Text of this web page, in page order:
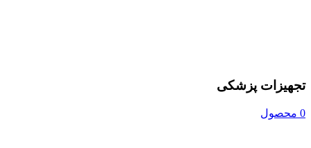
تجهیزات پزشکی
0 محصول